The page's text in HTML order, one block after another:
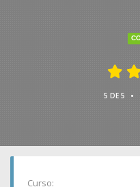
5 DE 5 •
Curso: